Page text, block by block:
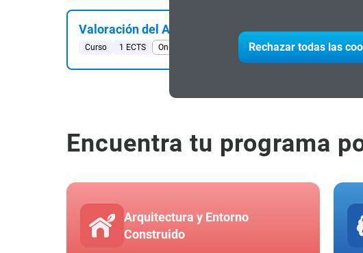
Rechazar todas las
Valoración del Ambiente Térmico: Métodos
Curso 1 ECTS Online #Salud Laboral & PRL #Business
Encuentra tu programa
Arquitectura y Entorno
Construido